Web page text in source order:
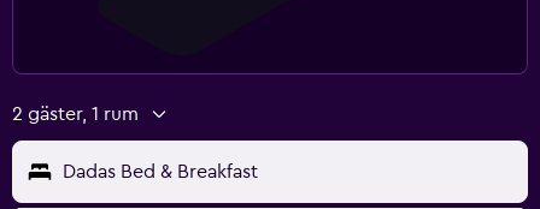
2 gäster, 1 rum
Dadas Bed & Breakfast